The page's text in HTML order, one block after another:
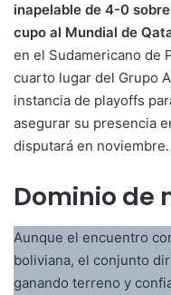
inapelable de 4-0
cupo al Mundial de
en el Sudamericano de
cuarto lugar del Grupo
instancia de playoffs
asegurar su presencia
disputará en noviembre.
Dominio de
Aunque el encuentro
boliviana, el conjunto
ganando terreno y